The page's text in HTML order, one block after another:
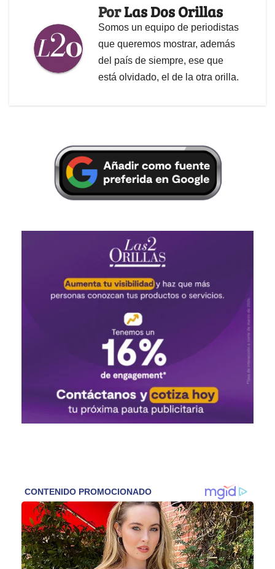
PorLas Dos Orillas
Somos un equipo de periodistas
que queremos mostrar, además
del país de siempre, ese que
está olvidado, el de la otra orilla.